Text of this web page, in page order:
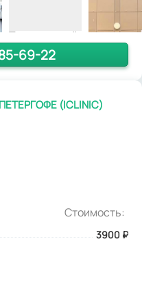
69-22
(ICLINIC)
Стоимость:
3900 ₽